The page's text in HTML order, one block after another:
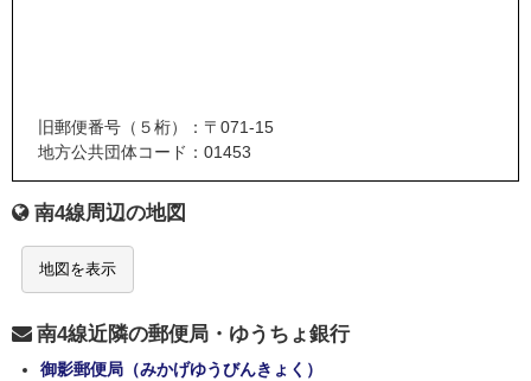
旧郵便番号（５桁）：〒071-15
地方公共団体コード：01453
南4線周辺の地図
地図を表示
南4線近隣の郵便局・ゆうちょ銀行
御影郵便局（みかげゆうびんきょく）